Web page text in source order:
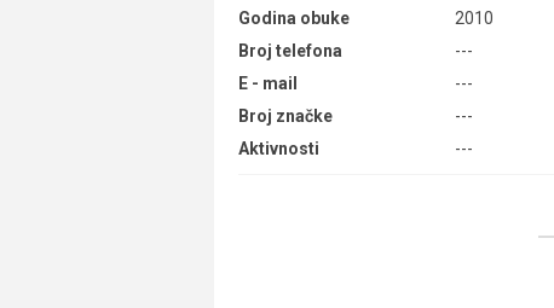
Godina obuke
2010
Broj telefona
---
E - mail
---
Broj značke
---
Aktivnosti
---